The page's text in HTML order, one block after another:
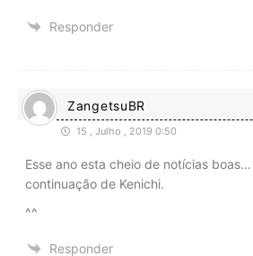
Responder
ZangetsuBR
15 , Julho , 2019 0:50
Esse ano esta cheio de notícias
continuação de Kenichi.
^^
Responder